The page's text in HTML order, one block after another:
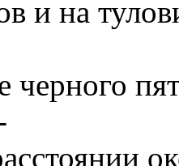
и на
черного